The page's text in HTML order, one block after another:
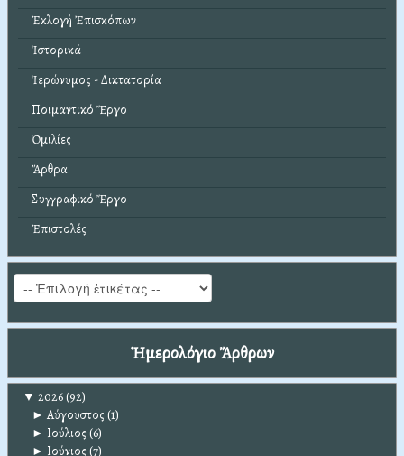
Ἐκλογή Ἐπισκόπων
Ἱστορικά
Ἱερώνυμος - Δικτατορία
Ποιμαντικό Ἔργο
Ὁμιλίες
Ἄρθρα
Συγγραφικό Ἔργο
Ἐπιστολές
Ἡμερολόγιο Ἄρθρων
▼ 2026(92)
► Αύγουστος (1)
► Ιούλιος (6)
► Ιούνιος (7)